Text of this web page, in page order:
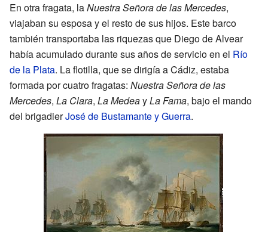
En otra fragata, laNuestra Señora de las Mercedes,
viajaban su esposa y el resto de sus hijos. Este barco
también transportaba las riquezas que Diego de Alvear
había acumulado durante sus años de servicio en el Río
de la Plata. La flotilla, que se dirigía a Cádiz, estaba
formada por cuatro fragatas: Nuestra Señora de las
Mercedes, La Clara, La MedeayLa Fama, bajo el mando
del brigadierJosé de Bustamante y Guerra.